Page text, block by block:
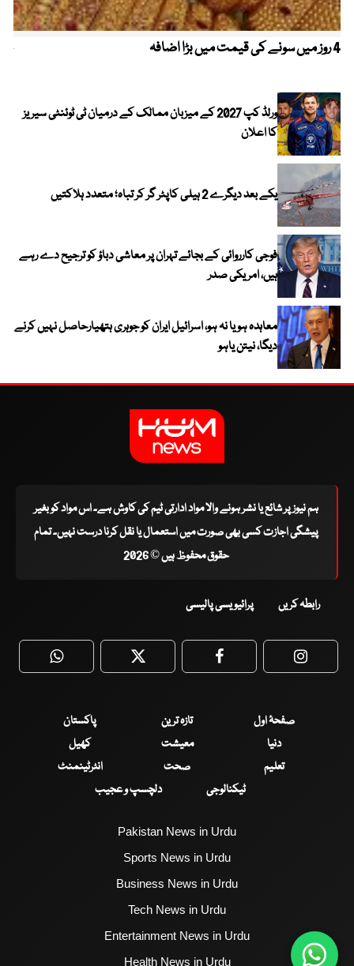
4 روز میں سونے کی قیمت میں بڑا اضافہ
ورلڈ کپ 2027 کے میزبان ممالک کے درمیان ٹی ٹوئنٹی سیریز
کا اعلان
یکے بعد دیگرے 2 ہیلی کاپٹر گر کر تباہ؛ متعدد ہلاکتیں
فوجی کارروائی کے بجائے تہران پر معاشی دباؤ کو ترجیح دے رہے
ہیں، امریکی صدر
معاہدہ ہو یا نہ ہو، اسرائیل ایران کو جوہری ہتھیارحاصل نہیں کرنے
دیگا، نیتن یاہو
ہم نیوز پر شائع یا نشر ہونے والا مواد ادارتی ٹیم کی کاوش ہے۔ اس مواد کو بغیر
پیشگی اجازت کسی بھی صورت میں استعمال یا نقل کرنا درست نہیں۔ تمام
حقوق محفوظ ہیں © 2026
رابطہ کریں پرائیویسی پالیسی
WhatsApp Twitter Facebook
صفحۂ اول تازہ ترین
پاکستان
دنیا
معیشت
کھیل
تعلیم
صحت
انٹرٹینمنٹ
ٹیکنالوجی
دلچسپ و عجیب
Pakistan News in Urdu
Sports News in Urdu
Business News in Urdu
Tech News in Urdu
Entertainment News in Urdu
Health News in Urdu